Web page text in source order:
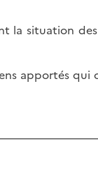
la situation
apportés